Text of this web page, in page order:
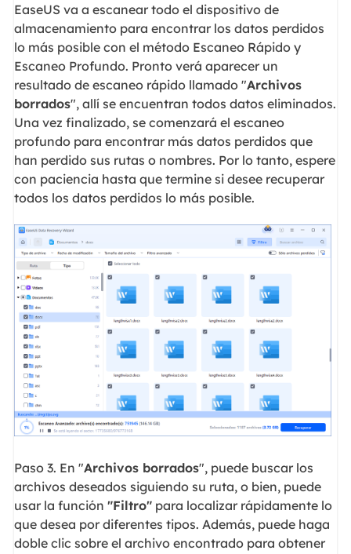
EaseUS va a escanear todo el dispositivo de
almacenamiento para encontrar los datos perdidos
lo más posible con el método Escaneo Rápido y
Escaneo Profundo. Pronto verá aparecer un
resultado de escaneo rápido llamado "Archivos
borrados", allí se encuentran todos datos eliminados.
Una vez finalizado, se comenzará el escaneo
profundo para encontrar más datos perdidos que
han perdido sus rutas o nombres. Por lo tanto, espere
con paciencia hasta que termine si desee recuperar
todos los datos perdidos lo más posible.
Paso 3. En "Archivos borrados", puede buscar los
archivos deseados siguiendo su ruta, o bien, puede
usar la función "Filtro"para localizar rápidamente lo
que desea por diferentes tipos. Además, puede haga
doble clic sobre el archivo encontrado para obtener